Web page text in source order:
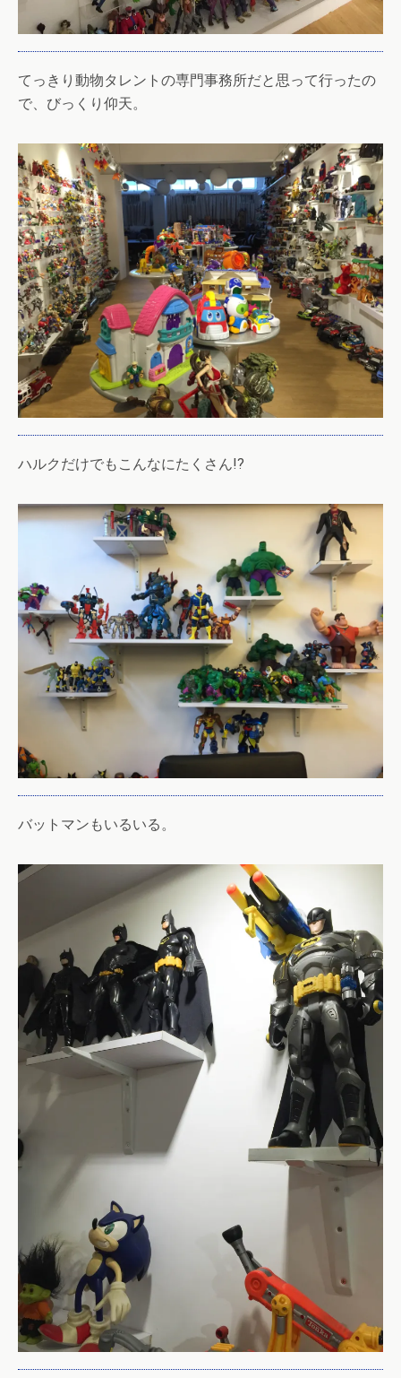
てっきり動物タレントの専門事務所だと思って行ったの
で、びっくり仰天。
ハルクだけでもこんなにたくさん!?
バットマンもいるいる。